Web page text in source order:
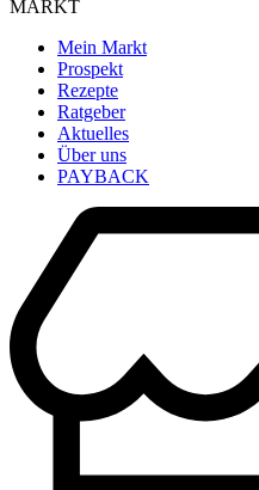
MARKT
Mein Markt
Prospekt
Rezepte
Ratgeber
Aktuelles
Über uns
PAYBACK